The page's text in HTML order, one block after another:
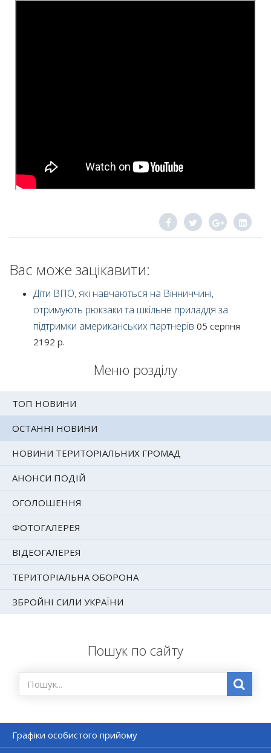
Меню розділу
ТОП НОВИНИ
ОСТАННІ НОВИНИ
НОВИНИ ТЕРИТОРІАЛЬНИХ ГРОМАД
АНОНСИ ПОДІЙ
ОГОЛОШЕННЯ
ФОТОГАЛЕРЕЯ
ВІДЕОГАЛЕРЕЯ
ТЕРИТОРІАЛЬНА ОБОРОНА
ЗБРОЙНІ СИЛИ УКРАЇНИ
Пошук по сайту
Графіки особистого прийому
Вас може зацікавити:
Діти ВПО, які навчаються на Вінниччині,
отримують рюкзаки та шкільне приладдя за
підтримки американських партнерів 05 серпня
2192 р.